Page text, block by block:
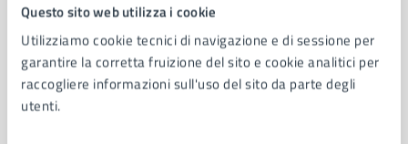
Questo sito web utilizza i cookie
Utilizziamo cookie tecnici di navigazione e di sessione per
garantire la corretta fruizione del sito e cookie analitici per
raccogliere informazioni sull'uso del sito da parte degli
utenti.
AMMINISTRAZIONE
Aree amministrative
Organi di governo
Municipalità